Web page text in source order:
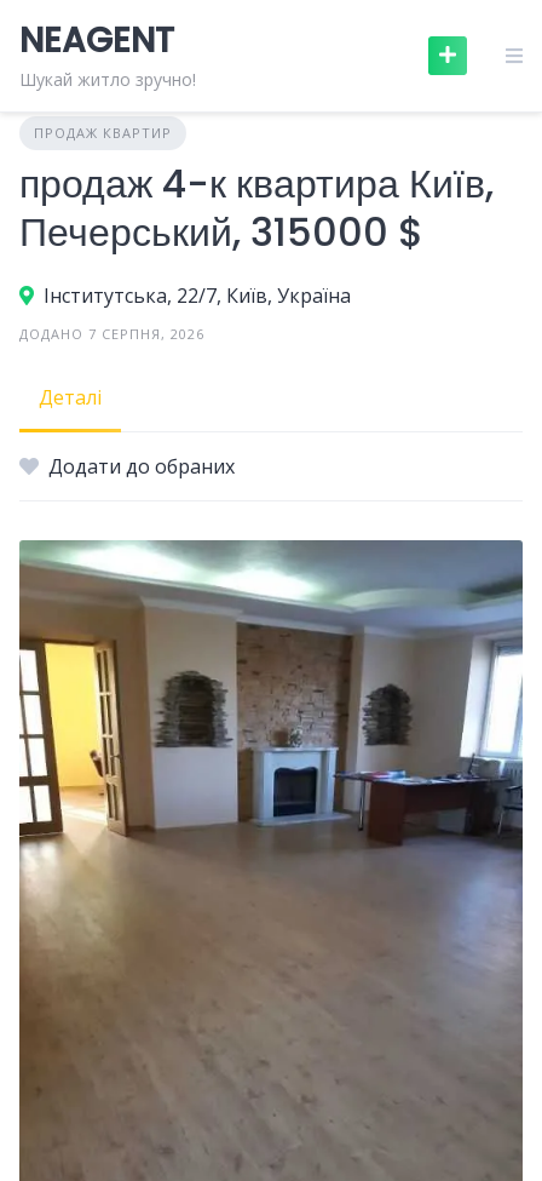
content
NEAGENT
Шукай житло зручно!
ПРОДАЖ КВАРТИР
продаж 4-к квартира Київ,
Печерський, 315000 $
Інститутська, 22/7, Київ, Україна
ДОДАНО 7 СЕРПНЯ, 2026
Деталі
Додати до обраних